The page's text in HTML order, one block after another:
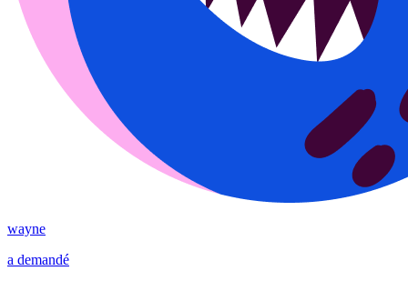
wayne
a demandé